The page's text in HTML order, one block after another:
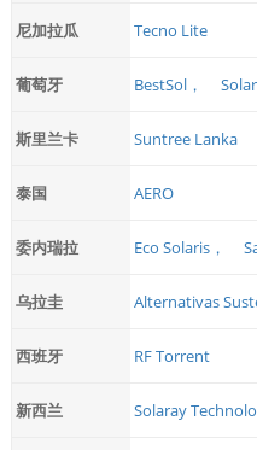
尼加拉瓜 Tecno Lite
葡萄牙 BestSol，
斯里兰卡 Suntree Lanka
泰国 AERO
委内瑞拉 Eco Solaris，
乌拉圭 Alternativas
西班牙 RF Torrent
新西兰 Solaray